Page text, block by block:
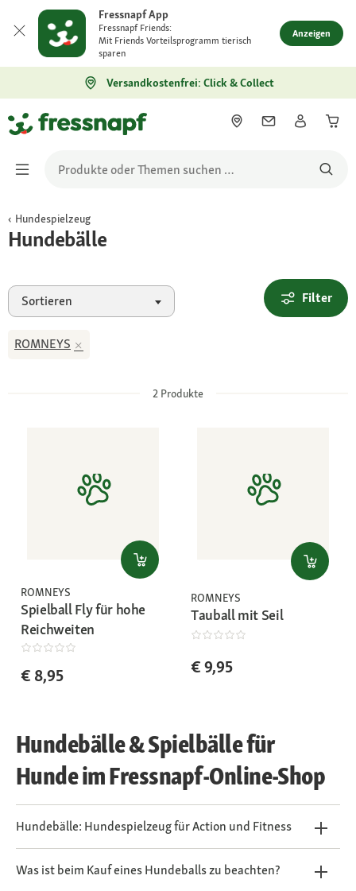
Fressnapf App
Fressnapf Friends:
Mit Friends Vorteilsprogramm tierisch
sparen
Anzeigen
Versandkostenfrei: Click & Collect
Hundespielzeug
Hundebälle
Sortieren Filter
ROMNEYS
2 Produkte
ROMNEYS
Spielball Fly für hohe
Reichweiten
€ 8,95
ROMNEYS
Tauball mit Seil
€ 9,95
Hundebälle & Spielbälle für
Hunde im Fressnapf-Online-Shop
Hundebälle: Hundespielzeug für Action und Fitness
Was ist beim Kauf eines Hundeballs zu beachten?